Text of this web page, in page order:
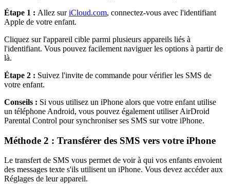
Étape 1 : Allez suriCloud.com, connectez-vous avec l'identifiant
Apple de votre enfant.
Cliquez sur l'appareil cible parmi plusieurs appareils liés à
l'identifiant. Vous pouvez facilement naviguer les options à partir de
là.
Étape 2 : Suivez l'invite de commande pour vérifier les SMS de
votre enfant.
Conseils : Si vous utilisez un iPhone alors que votre enfant utilise
un téléphone Android, vous pouvez également utiliser AirDroid
Parental Control pour synchroniser ses SMS sur votre iPhone.
Méthode 2 : Transférer des SMS vers votre iPhone
Le transfert de SMS vous permet de voir à qui vos enfants envoient
des messages texte s'ils utilisent un iPhone. Vous devez accéder aux
Réglages de leur appareil.